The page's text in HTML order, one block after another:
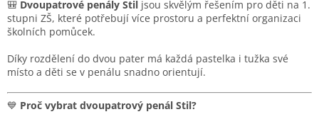
á
c
í
r
v
🎒 Dvoupatrové penály Stil jsou skvělým řešením pro děti na 1.
stupni ZŠ, které potřebují více prostoru a perfektní organizaci
školních pomůcek.
Díky rozdělení do dvou pater má každá pastelka i tužka své
místo a děti se v penálu snadno orientují.
💙 Proč vybrat dvoupatrový penál Stil?